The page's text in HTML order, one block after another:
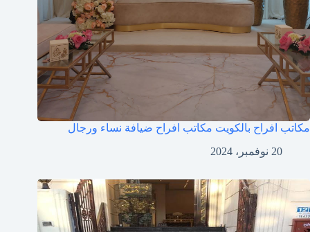
مكاتب افراح بالكويت مكاتب افراح ضيافة نساء ورجال
20 نوفمبر، 2024